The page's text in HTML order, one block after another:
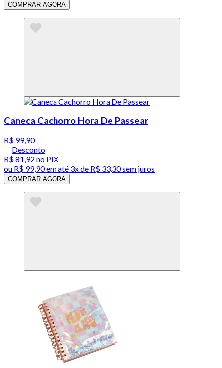
COMPRAR AGORA
Caneca Cachorro Hora De Passear
R$ 99,90
Desconto
R$ 81,92 no PIX
ou R$ 99,90em até 3x de R$ 33,30 sem juros
COMPRAR AGORA